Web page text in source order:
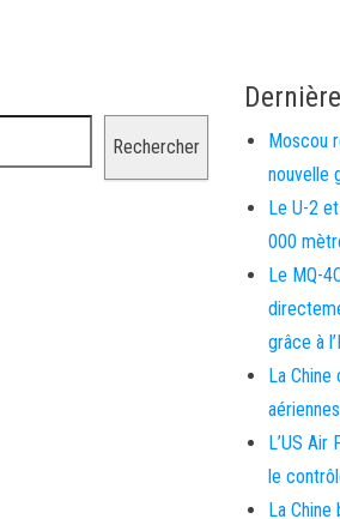
Rechercher
Moscou
nouvelle
Le U-2
000
Le MQ-
grâce à
La Chine
L’US Air
le
La